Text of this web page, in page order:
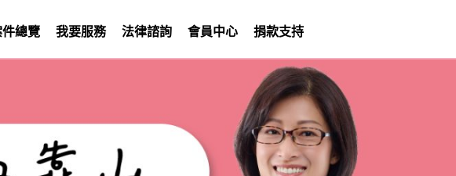
總覽 我要服務 法律諮詢 會員中心 捐款支持